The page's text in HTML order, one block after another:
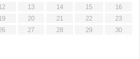
13 14 15
16
20 21 22
23
27 28 29
30